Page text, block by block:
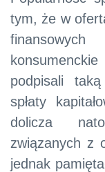
tym, że w
podpisali
spłaty
dolicza
związanych z
jednak